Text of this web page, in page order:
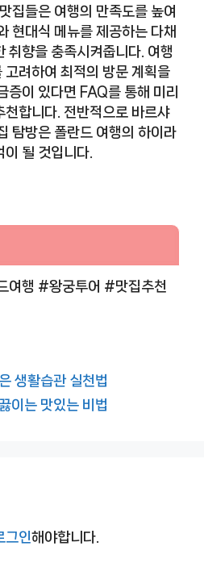
집들은 여행의 만족도를 높여
현대식 메뉴를 제공하는 다채
취향을 충족시켜줍니다. 여행
고려하여 최적의 방문 계획을
증이 있다면 FAQ를 통해 미리
천합니다. 전반적으로 바르샤
탐방은 폴란드 여행의 하이라
될 것입니다.
여행 #왕궁투어 #맛집추천
생활습관 실천법
이는 맛있는 비법
그인해야합니다.